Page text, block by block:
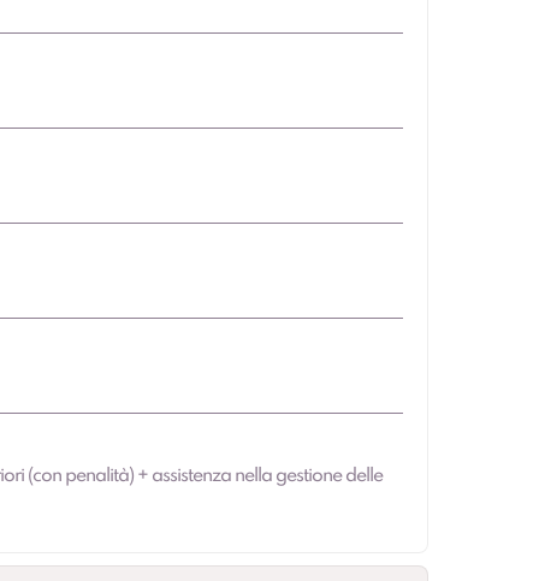
(con penalità) + assistenza nella gestione delle